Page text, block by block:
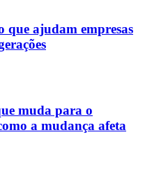
que ajudam empresas
muda para o
a mudança afeta